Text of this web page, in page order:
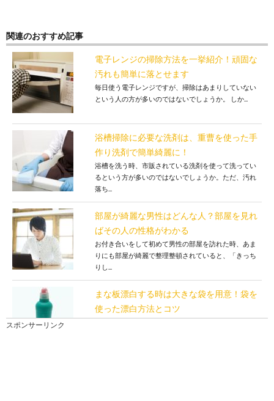
関連のおすすめ記事
電子レンジの掃除方法を一挙紹介！頑固な
汚れも簡単に落とせます
毎日使う電子レンジですが、掃除はあまりしていない
という人の方が多いのではないでしょうか。 しか...
浴槽掃除に必要な洗剤は、重曹を使った手
作り洗剤で簡単綺麗に！
浴槽を洗う時、市販されている洗剤を使って洗ってい
るという方が多いのではないでしょうか。ただ、汚れ
落ち...
部屋が綺麗な男性はどんな人？部屋を見れ
ばその人の性格がわかる
お付き合いをして初めて男性の部屋を訪れた時、あま
りにも部屋が綺麗で整理整頓されていると、「きっち
りし...
まな板漂白する時は大きな袋を用意！袋を
使った漂白方法とコツ
スポンサーリンク